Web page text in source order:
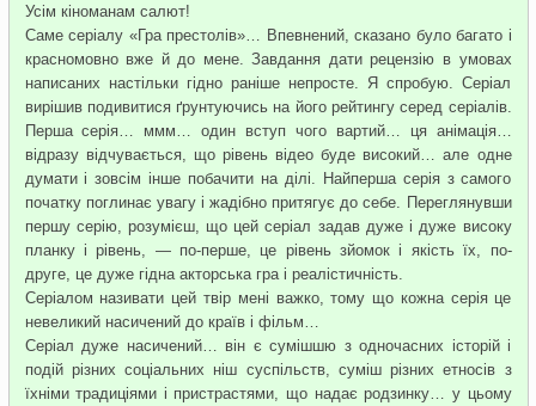
Усім кіноманам салют!
Саме серіалу «Гра престолів»… Впевнений, сказано було багато і
красномовно вже й до мене. Завдання дати рецензію в умовах
написаних настільки гідно раніше непросте. Я спробую. Серіал
вирішив подивитися ґрунтуючись на його рейтингу серед серіалів.
Перша серія… ммм… один вступ чого вартий… ця анімація…
відразу відчувається, що рівень відео буде високий… але одне
думати і зовсім інше побачити на ділі. Найперша серія з самого
початку поглинає увагу і жадібно притягує до себе. Переглянувши
першу серію, розумієш, що цей серіал задав дуже і дуже високу
планку і рівень, — по-перше, це рівень зйомок і якість їх, по-
друге, це дуже гідна акторська гра і реалістичність.
Серіалом називати цей твір мені важко, тому що кожна серія це
невеликий насичений до країв і фільм…
Серіал дуже насичений… він є сумішшю з одночасних історій і
подій різних соціальних ніш суспільств, суміш різних етносів з
їхніми традиціями і пристрастями, що надає родзинку… у цьому